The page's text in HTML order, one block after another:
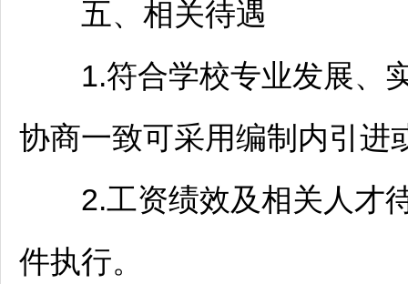
五、相关待遇
1.符合学校专业发展、实
协商一致可采用编制内引进
2.工资绩效及相关人才待
件执行。